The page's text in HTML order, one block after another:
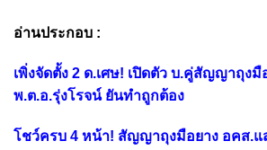
อ่านประกอบ :
เพิ่งจัดตั้ง 2 ด.เศษ! เปิดตัว บ.คู่สัญญาถุง
พ.ต.อ.รุ่งโรจน์ ยันทำถูกต้อง
โชว์ครบ 4 หน้า! สัญญาถุงมือยาง อคส.แ